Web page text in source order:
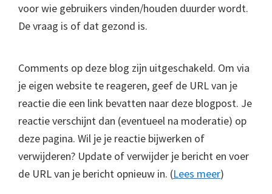
voor wie gebruikers vinden/houden duurder wordt.
De vraag is of dat gezond is.
Comments op deze blog zijn uitgeschakeld. Om via
je eigen website te reageren, geef de URL van je
reactie die een link bevatten naar deze blogpost. Je
reactie verschijnt dan (eventueel na moderatie) op
deze pagina. Wil je je reactie bijwerken of
verwijderen? Update of verwijder je bericht en voer
de URL van je bericht opnieuw in. (Lees meer)